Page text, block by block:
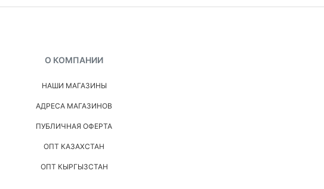
О КОМПАНИИ
НАШИ МАГАЗИНЫ
АДРЕСА МАГАЗИНОВ
ПУБЛИЧНАЯ ОФЕРТА
ОПТ КАЗАХСТАН
ОПТ КЫРГЫЗСТАН